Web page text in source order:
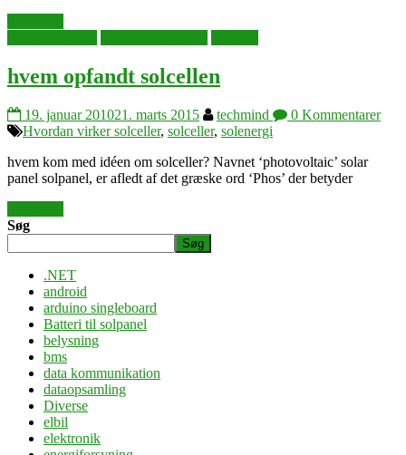
hvem opfandt solcellen
19. januar 201021. marts 2015 techmind
0 Kommentarer
Hvordan virker solceller, solceller, solenergi
hvem kom med idéen om solceller? Navnet ‘photovoltaic’ solar
panel solpanel, er afledt af det græske ord ‘Phos’ der betyder
Søg
Søg
.NET
android
arduino singleboard
Batteri til solpanel
belysning
bms
data kommunikation
dataopsamling
Diverse
elbil
elektronik